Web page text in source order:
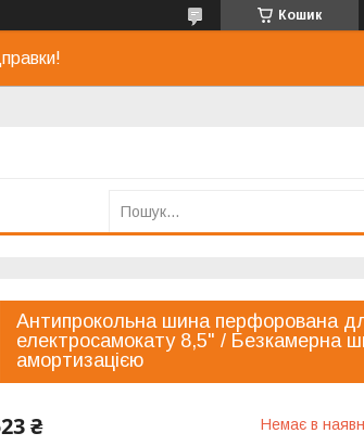
Кошик
Антипрокольна шина перфорована
електросамокату 8,5" / Безкамерна
амортизацією
₴
Немає в